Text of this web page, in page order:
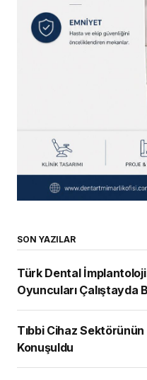
SON YAZILAR
Türk Dental
Oyuncuları Çalıştayda
Tıbbi Cihaz
Konuşuldu